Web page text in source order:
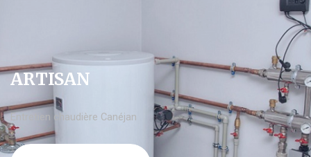
ARTISAN
Entretien chaudière Canéjan